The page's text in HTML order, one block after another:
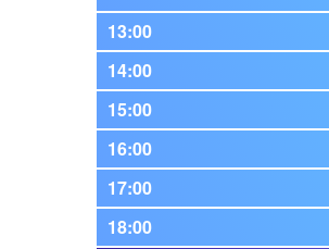
13:00
14:00
15:00
16:00
17:00
18:00